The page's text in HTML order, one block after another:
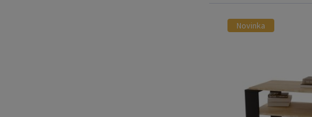
Novinka